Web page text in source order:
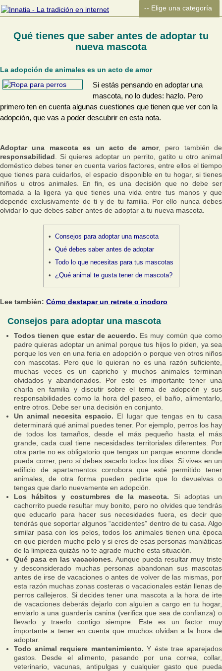
Qué tienes que saber antes de adoptar tu
nueva mascota
La adopción de animales es un acto de amor
Si estás pensando en adoptar una
mascota, no lo dudes: hazlo. Pero
primero ten en cuenta algunas cuestiones que tienen que ver con la
adopción, que vas a poder descubrir en esta nota.
Adoptar una mascota es un acto de amor, pero también de
responsabilidad . Si quieres adoptar un perrito, gatito u otro animal
doméstico debes tener en cuenta varios factores, entre ellos el tiempo
que tienes para cuidarlos, el espacio disponible en tu hogar, si tienes
niños u otros animales. En fin, es una decisión que no debe ser
tomada a la ligera ya que tienes una vida entre tus manos y que
depende exclusivamente de ti y de tu familia. Por ello nunca debes
olvidar lo que debes saber antes de adoptar a tu nueva mascota.
Consejos para adoptar una mascota
Qué debes saber antes de adoptar
Todo lo que necesitas para tus mascotas
¿Qué animal te gusta tener de mascota?
Lee también: Cómo destapar un retrete o inodoro
Consejos para adoptar una mascota
Todos tienen que estar de acuerdo. Es muy común que como
padre quieras adoptar un animal porque tus hijos lo piden, ya sea
porque los ven en una feria en adopción o porque ven otros niños
con mascotas. Pero que lo quieran no es una razón suficiente,
muchas veces es un capricho y muchos animales terminan
olvidados y abandonados. Por esto es importante tener una
charla en familia y discutir sobre el tema de adopción y sus
responsabilidades como la hora del paseo, el baño, alimentarlo,
entre otros. Debe ser una decisión en conjunto.
Un animal necesita espacio. El lugar que tengas en tu casa
determinará qué animal puedes tener. Por ejemplo, perros los hay
de todos los tamaños, desde el más pequeño hasta el más
grande, cada cual tiene necesidades territoriales diferentes. Por
otra parte no es obligatorio que tengas un parque enorme donde
pueda correr, pero sí debes sacarlo todos los días. Si vives en un
edificio de apartamentos corrobora que esté permitido tener
animales, de otra forma pueden pedirte que lo devuelvas o
tengas que darlo nuevamente en adopción.
Los hábitos y costumbres de la mascota. Si adoptas un
cachorrito puede resultar muy bonito, pero no olvides que tendrás
que educarlo para hacer sus necesidades fuera, es decir que
tendrás que soportar algunos “accidentes” dentro de tu casa. Algo
similar pasa con los pelos, todos los animales tienen una época
en que pierden mucho pelo y si eres de esas personas maniáticas
de la limpieza quizás no te agrade mucho esta situación.
Qué pasa en las vacaciones. Aunque pueda resultar muy triste
y desconsiderado muchas personas abandonan sus mascotas
antes de irse de vacaciones o antes de volver de las mismas, por
esta razón muchas zonas costeras o vacacionales están llenas de
perros callejeros. Si decides tener una mascota a la hora de irte
de vacaciones deberás dejarlo con alguien a cargo en tu hogar,
enviarlo a una guardería canina (verifica que sea de confianza) o
llevarlo y traerlo contigo siempre. Este es un factor muy
importante a tener en cuenta que muchos olvidan a la hora de
adoptar.
Todo animal requiere mantenimiento. Y éste trae aparejados
gastos. Desde el alimento, pasando por una correa, collar,
veterinario, vacunas, antipulgas y cualquier gasto que pueda